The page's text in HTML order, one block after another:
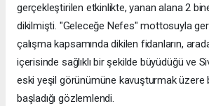
gerçekleştirilen etkinlikte, yanan alana 2
dikilmişti. "Geleceğe Nefes" mottosuyla
çalışma kapsamında dikilen fidanların,
içerisinde sağlıklı bir şekilde büyüdüğü ve
eski yeşil görünümüne kavuşturmak üzere
başladığı gözlemlendi.